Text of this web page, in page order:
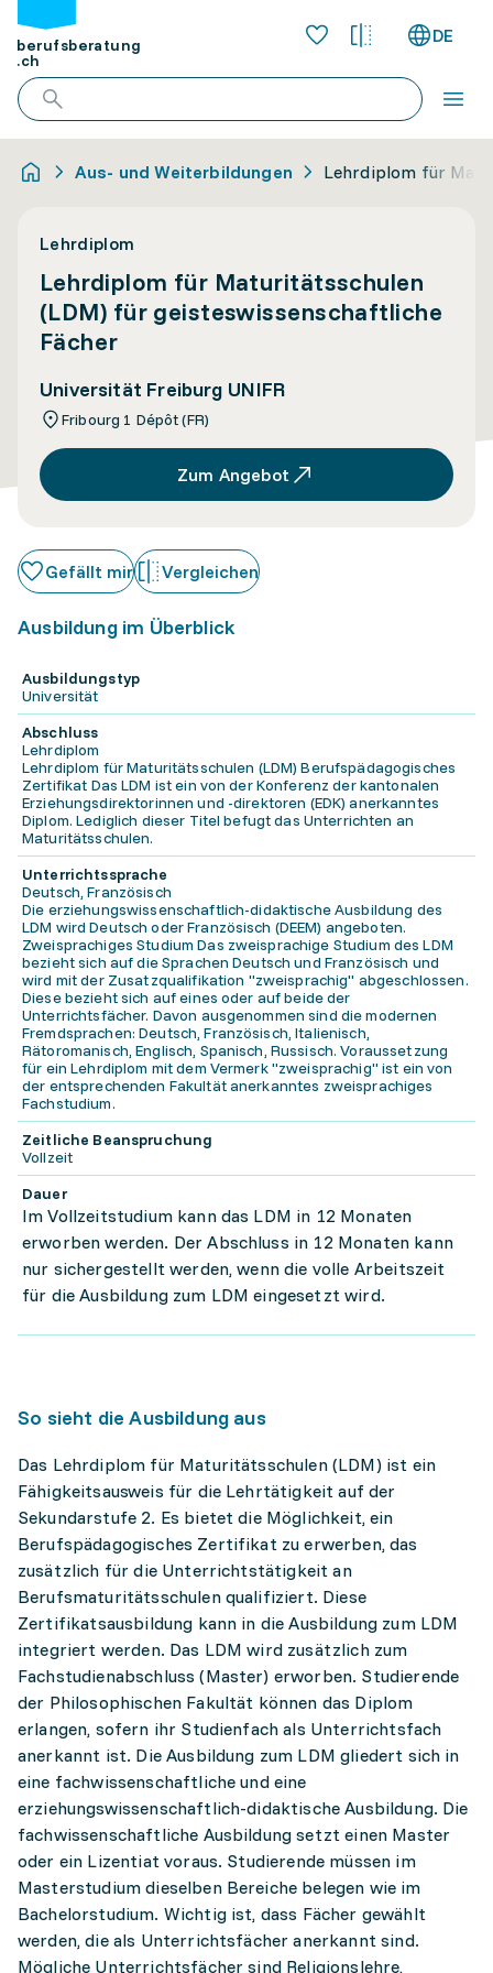
berufsberatung
.ch
DE
Aus- und Weiterbildungen Lehrdiplom für
Lehrdiplom
Lehrdiplom für Maturitätsschulen
(LDM) für geisteswissenschaftliche
Fächer
Universität Freiburg UNIFR
Fribourg 1 Dépôt (FR)
Zum Angebot
Gefällt mir Vergleichen
Ausbildung im Überblick
Ausbildungstyp
Universität
Abschluss
Lehrdiplom
Lehrdiplom für Maturitätsschulen (LDM) Berufspädagogisches
Zertifikat Das LDM ist ein von der Konferenz der kantonalen
Erziehungsdirektorinnen und -direktoren (EDK) anerkanntes
Diplom. Lediglich dieser Titel befugt das Unterrichten an
Maturitätsschulen.
Unterrichtssprache
Deutsch, Französisch
Die erziehungswissenschaftlich-didaktische Ausbildung des
LDM wird Deutsch oder Französisch (DEEM) angeboten.
Zweisprachiges Studium Das zweisprachige Studium des LDM
bezieht sich auf die Sprachen Deutsch und Französisch und
wird mit der Zusatzqualifikation "zweisprachig" abgeschlossen.
Diese bezieht sich auf eines oder auf beide der
Unterrichtsfächer. Davon ausgenommen sind die modernen
Fremdsprachen: Deutsch, Französisch, Italienisch,
Rätoromanisch, Englisch, Spanisch, Russisch. Voraussetzung
für ein Lehrdiplom mit dem Vermerk "zweisprachig" ist ein von
der entsprechenden Fakultät anerkanntes zweisprachiges
Fachstudium.
Zeitliche Beanspruchung
Vollzeit
Dauer
Im Vollzeitstudium kann das LDM in 12 Monaten
erworben werden. Der Abschluss in 12 Monaten kann
nur sichergestellt werden, wenn die volle Arbeitszeit
für die Ausbildung zum LDM eingesetzt wird.
So sieht die Ausbildung aus
Das Lehrdiplom für Maturitätsschulen (LDM) ist ein
Fähigkeitsausweis für die Lehrtätigkeit auf der
Sekundarstufe 2. Es bietet die Möglichkeit, ein
Berufspädagogisches Zertifikat zu erwerben, das
zusätzlich für die Unterrichtstätigkeit an
Berufsmaturitätsschulen qualifiziert. Diese
Zertifikatsausbildung kann in die Ausbildung zum LDM
integriert werden. Das LDM wird zusätzlich zum
Fachstudienabschluss (Master) erworben. Studierende
der Philosophischen Fakultät können das Diplom
erlangen, sofern ihr Studienfach als Unterrichtsfach
anerkannt ist. Die Ausbildung zum LDM gliedert sich in
eine fachwissenschaftliche und eine
erziehungswissenschaftlich-didaktische Ausbildung. Die
fachwissenschaftliche Ausbildung setzt einen Master
oder ein Lizentiat voraus. Studierende müssen im
Masterstudium dieselben Bereiche belegen wie im
Bachelorstudium. Wichtig ist, dass Fächer gewählt
werden, die als Unterrichtsfächer anerkannt sind.
Mögliche Unterrichtsfächer sind Religionslehre,